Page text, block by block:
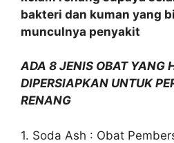
bakteri dan kuman yang
munculnya penyakit
ADA 8 JENIS OBAT YANG
DIPERSIAPKAN UNTUK
RENANG
1. Soda Ash : Obat